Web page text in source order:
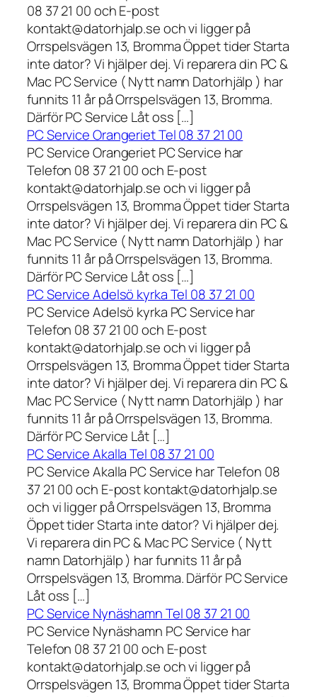
08 37 21 00 och E-post
kontakt@datorhjalp.se och vi ligger på
Orrspelsvägen 13, Bromma Öppet tider Starta
inte dator? Vi hjälper dej. Vi reparera din PC &
Mac PC Service ( Nytt namn Datorhjälp ) har
funnits 11 år på Orrspelsvägen 13, Bromma.
Därför PC Service Låt oss […]
PC Service Orangeriet Tel 08 37 21 00
PC Service Orangeriet PC Service har
Telefon 08 37 21 00 och E-post
kontakt@datorhjalp.se och vi ligger på
Orrspelsvägen 13, Bromma Öppet tider Starta
inte dator? Vi hjälper dej. Vi reparera din PC &
Mac PC Service ( Nytt namn Datorhjälp ) har
funnits 11 år på Orrspelsvägen 13, Bromma.
Därför PC Service Låt oss […]
PC Service Adelsö kyrka Tel 08 37 21 00
PC Service Adelsö kyrka PC Service har
Telefon 08 37 21 00 och E-post
kontakt@datorhjalp.se och vi ligger på
Orrspelsvägen 13, Bromma Öppet tider Starta
inte dator? Vi hjälper dej. Vi reparera din PC &
Mac PC Service ( Nytt namn Datorhjälp ) har
funnits 11 år på Orrspelsvägen 13, Bromma.
Därför PC Service Låt […]
PC Service Akalla Tel 08 37 21 00
PC Service Akalla PC Service har Telefon 08
37 21 00 och E-post kontakt@datorhjalp.se
och vi ligger på Orrspelsvägen 13, Bromma
Öppet tider Starta inte dator? Vi hjälper dej.
Vi reparera din PC & Mac PC Service ( Nytt
namn Datorhjälp ) har funnits 11 år på
Orrspelsvägen 13, Bromma. Därför PC Service
Låt oss […]
PC Service Nynäshamn Tel 08 37 21 00
PC Service Nynäshamn PC Service har
Telefon 08 37 21 00 och E-post
kontakt@datorhjalp.se och vi ligger på
Orrspelsvägen 13, Bromma Öppet tider Starta